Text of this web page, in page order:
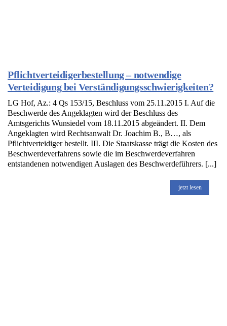
Pflichtverteidigerbestellung – notwendige
Verteidigung bei Verständigungsschwierigkeiten?
LG Hof, Az.: 4 Qs 153/15, Beschluss vom 25.11.2015 I. Auf die
Beschwerde des Angeklagten wird der Beschluss des
Amtsgerichts Wunsiedel vom 18.11.2015 abgeändert. II. Dem
Angeklagten wird Rechtsanwalt Dr. Joachim B., B…, als
Pflichtverteidiger bestellt. III. Die Staatskasse trägt die Kosten des
Beschwerdeverfahrens sowie die im Beschwerdeverfahren
entstandenen notwendigen Auslagen des Beschwerdeführers. [...]
jetzt lesen